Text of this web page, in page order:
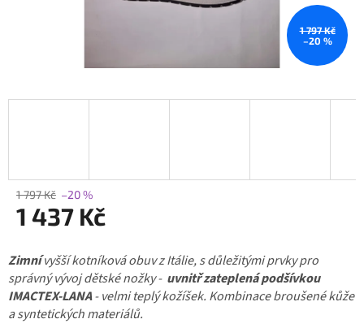
1 797 Kč
–20 %
1 797 Kč –20 %
1 437 Kč
cena:
Zimnívyšší kotníková obuv z Itálie, s důležitými prvky pro
správný vývoj dětské nožky - uvnitř zateplená podšívkou
IMACTEX-LANA- velmi teplý kožíšek. Kombinace broušené kůže
a syntetických materiálů.